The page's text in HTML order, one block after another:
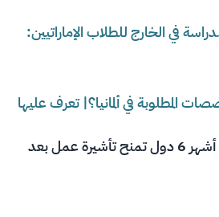
للدراسة في الخارج للطلاب الإماراتيين:
المطلوبة في ألمانيا؟| تعرف عليها
تعرف على أشهر 6 دول تمنح تأشيرة عمل بعد